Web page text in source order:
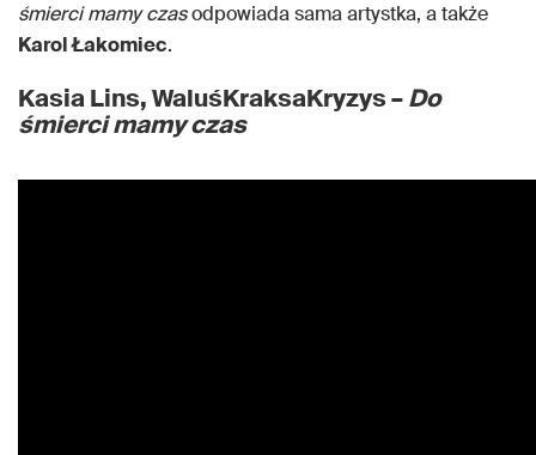
śmierci mamy czasodpowiada sama artystka, a także
Karol Łakomiec.
Kasia Lins, WaluśKraksaKryzys –Do
śmierci mamy czas